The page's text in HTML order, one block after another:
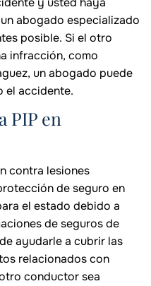
abogado especializado
posible. Si el otro
infracción, como
un abogado puede
el accidente.
PIP en
contra lesiones
de seguro en
el estado debido a
de seguros de
ayudarle a cubrir las
relacionados con
conductor sea